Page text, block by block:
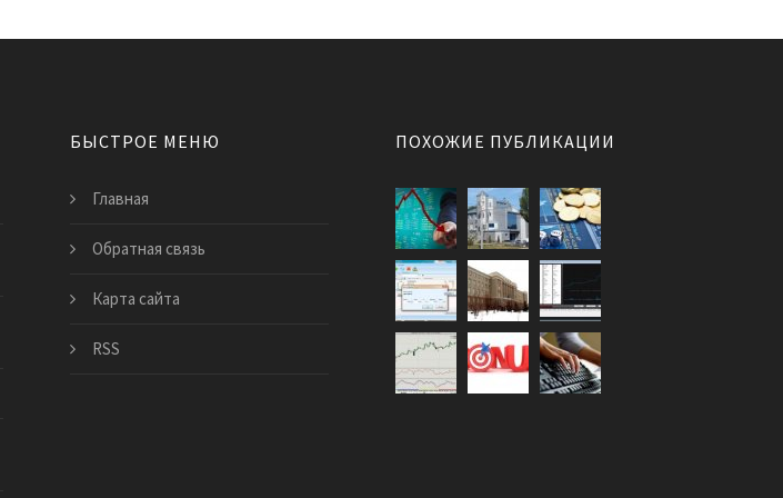
БЫСТРОЕ МЕНЮ
Главная
Обратная связь
Карта сайта
RSS
ПОХОЖИЕ ПУБЛИКАЦИИ